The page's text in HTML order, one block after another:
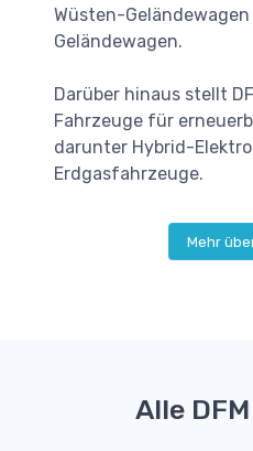
Wüsten-Geländewagen
Geländewagen.
Darüber hinaus stellt
Fahrzeuge für
darunter Hybrid-
Erdgasfahrzeuge.
Mehr
Alle